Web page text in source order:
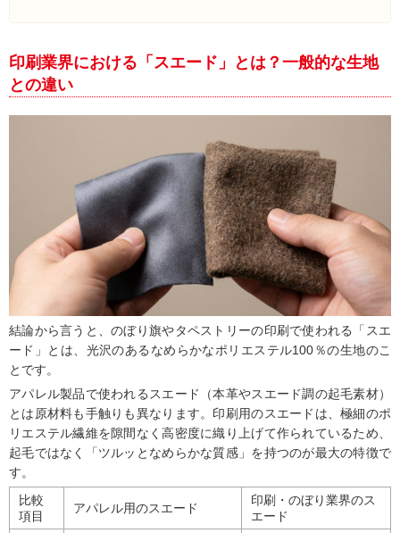
印刷業界における「スエード」とは？一般的な生地
との違い
結論から言うと、のぼり旗やタペストリーの印刷で使われる「スエ
ード」とは、光沢のあるなめらかなポリエステル100％の生地のこ
とです。
アパレル製品で使われるスエード（本革やスエード調の起毛素材）
とは原材料も手触りも異なります。印刷用のスエードは、極細のポ
リエステル繊維を隙間なく高密度に織り上げて作られているため、
起毛ではなく「ツルッとなめらかな質感」を持つのが最大の特徴で
す。
比較
項目
アパレル用のスエード
印刷・のぼり業界のス
エード